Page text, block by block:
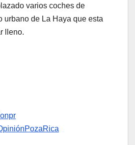
varios coches de
urbano de La Haya que esta
lleno.